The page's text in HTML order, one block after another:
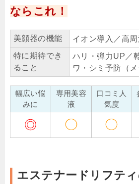
ならこれ！
美顔器の機能
イオン導入／高
特に期待でき
ること
ハリ・弾力UP／
ワ・シミ予防（メ
幅広い悩
みに
専用美容
液
口コミ人
気度
◎ ◯ ◯
エステナードリフテ